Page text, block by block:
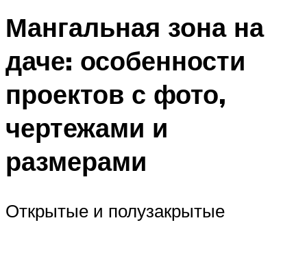
Мангальная зона на
даче: особенности
проектов с фото,
чертежами и
размерами
Открытые и полузакрытые